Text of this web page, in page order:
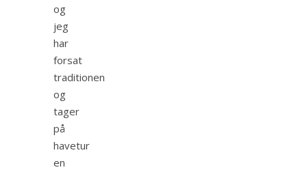
og
jeg
har
forsat
traditionen
og
tager
på
havetur
en